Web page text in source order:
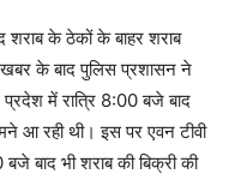
के ठेकों के बाहर शराब
खबर के बाद पुलिस प्रशासन ने
में रात्रि 8:00 बजे बाद
आ रही थी। इस पर एवन टीवी
बाद भी शराब की बिक्री की